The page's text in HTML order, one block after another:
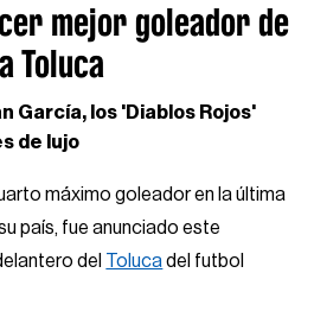
mejor goleador de
Toluca
García, los 'Diablos Rojos'
de lujo
máximo goleador en la última
país, fue anunciado este
del Tolucadel futbol